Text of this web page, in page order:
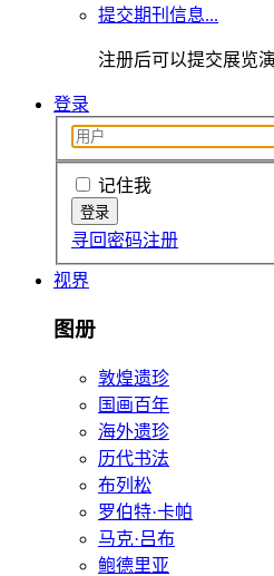
提交期刊信息...
注册后可以提交展览
登录
记住我
寻回密码注册
视界
图册
敦煌遗珍
国画百年
海外遗珍
历代书法
布列松
罗伯特·卡帕
马克·吕布
鲍德里亚